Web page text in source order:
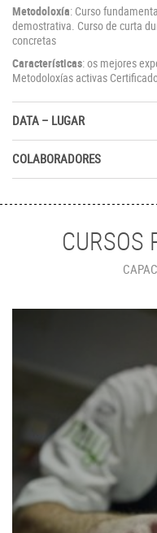
Metodoloxía: Curso
demostrativa. Curso de curta
concretas
Características: os mejores
Metodoloxías activas
DATA – LUGAR
COLABORADORES
CURSOS